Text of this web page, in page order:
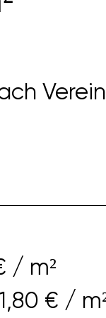
/ m²
€ /